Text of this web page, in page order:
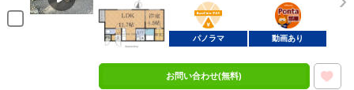
BunChinPAY
ポンタ
部屋
パノラマ 動画あり
お問い合わせ(無料)